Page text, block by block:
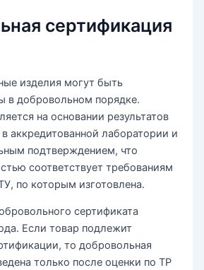
сертификация
изделия могут быть
в добровольном порядке.
на основании результатов
аккредитованной лаборатории и
подтверждением, что
соответствует требованиям
по которым изготовлена.
сертификата
Если товар подлежит
то добровольная
только после оценки по ТР